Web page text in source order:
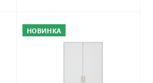
НОВИНКА